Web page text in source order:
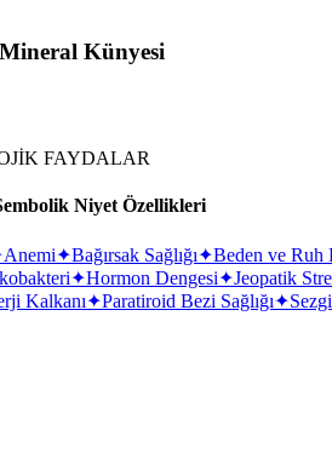
Künyesi
FAYDALAR
Niyet Özellikleri
Anemi✦Bağırsak Sağlığı✦Beden ve Ruh
✦Hormon Dengesi✦Jeopatik
Kalkanı✦Paratiroid Bezi Sağlığı✦